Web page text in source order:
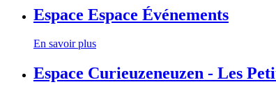
Espace Espace Événements
En savoir plus
Espace Curieuzeneuzen - Les